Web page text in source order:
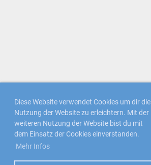
Diese Website verwendet Cookies um dir die
Nutzung der Website zu erleichtern. Mit der
weiteren Nutzung der Website bist du mit
dem Einsatz der Cookies einverstanden.
Mehr Infos